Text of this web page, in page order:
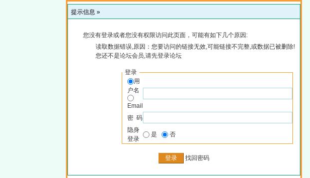
提示信息 »
您没有登录或者您没有权限访问此页面，可能有如下几个原因:
读取数据错误,原因：您要访问的链接无效,可能链接不完整,或数据已被删除!
您还不是论坛会员,请先登录论坛
登录
用
户名
Email
密 码
隐身
登录
是 否
找回密码